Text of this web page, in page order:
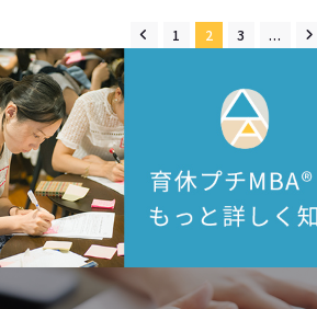
1 2 3 ...